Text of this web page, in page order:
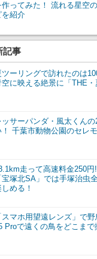
作ってみた！ 流れる星空
を紹介
記事
ツーリングで訪れたのは
空に映える絶景に「THE
ッサーパンダ・風太くん
！ 千葉市動物公園のセレ
走って高速料金250
宝塚北SA」では手塚治虫
める！
スマホ用望遠レンズ」で
Proで遠くの鳥をどこまで